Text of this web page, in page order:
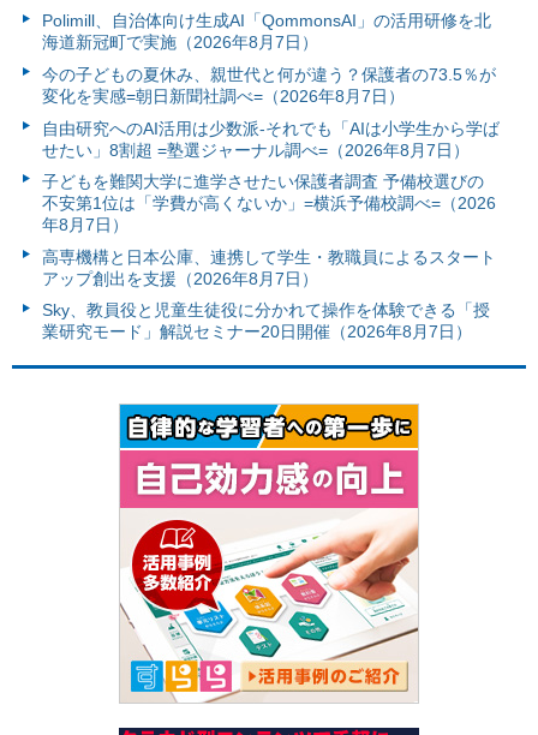
Polimill、自治体向け生成AI「QommonsAI」の活用研修を北
海道新冠町で実施（2026年8月7日）
今の子どもの夏休み、親世代と何が違う？保護者の73.5％が
変化を実感=朝日新聞社調べ=（2026年8月7日）
自由研究へのAI活用は少数派-それでも「AIは小学生から学ば
せたい」8割超 =塾選ジャーナル調べ=（2026年8月7日）
子どもを難関大学に進学させたい保護者調査 予備校選びの
不安第1位は「学費が高くないか」=横浜予備校調べ=（2026
年8月7日）
高専機構と日本公庫、連携して学生・教職員によるスタート
アップ創出を支援（2026年8月7日）
Sky、教員役と児童生徒役に分かれて操作を体験できる「授
業研究モード」解説セミナー20日開催（2026年8月7日）